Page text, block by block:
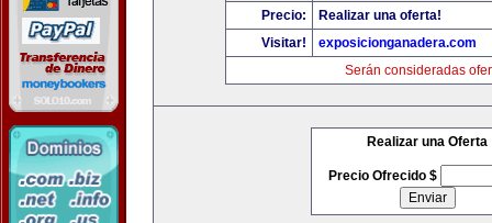
Precio:
Realizar una oferta!
Visitar!
exposicionganadera.com
Serán consideradas
Realizar una Oferta
Precio Ofrecido $